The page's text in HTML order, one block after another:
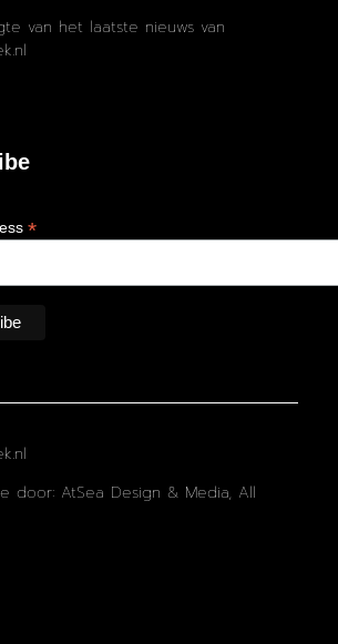
van het laatste nieuws van
*
door: AtSea Design & Media, All